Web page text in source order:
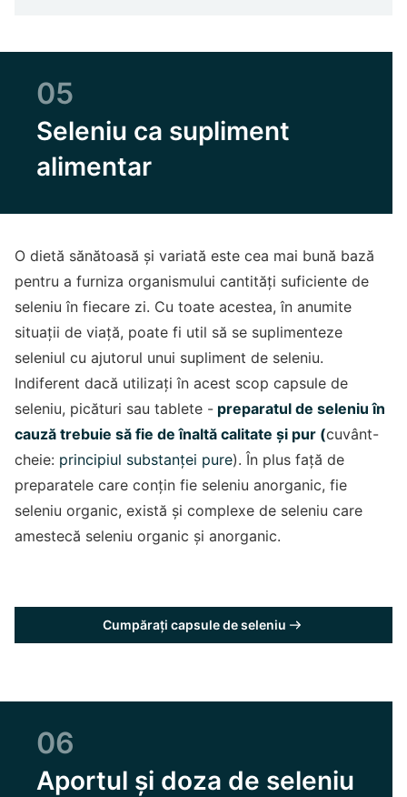
05
Seleniu ca supliment
alimentar
O dietă sănătoasă și variată este cea mai bună bază
pentru a furniza organismului cantități suficiente de
seleniu în fiecare zi. Cu toate acestea, în anumite
situații de viață, poate fi util să se suplimenteze
seleniul cu ajutorul unui supliment de seleniu.
Indiferent dacă utilizați în acest scop capsule de
seleniu, picături sau tablete - preparatul de seleniu în
cauză trebuie să fie de înaltă calitate și pur (cuvânt-
cheie: principiul substanței pure). În plus față de
preparatele care conțin fie seleniu anorganic, fie
seleniu organic, există și complexe de seleniu care
amestecă seleniu organic și anorganic.
Cumpărați capsule de seleniu
06
Aportul și doza de seleniu